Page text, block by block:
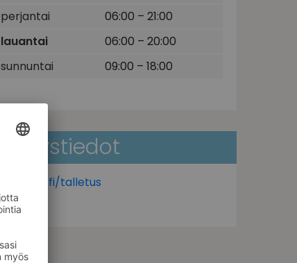
perjantai
06:00 – 21:00
lauantai
06:00 – 20:00
sunnuntai
09:00 – 18:00
Yhteystiedot
www.otto.fi/talletus